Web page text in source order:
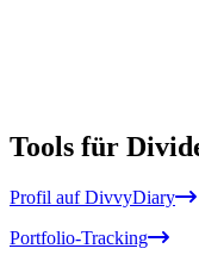
Tools für
Profil auf DivvyDiary
Portfolio-Tracking